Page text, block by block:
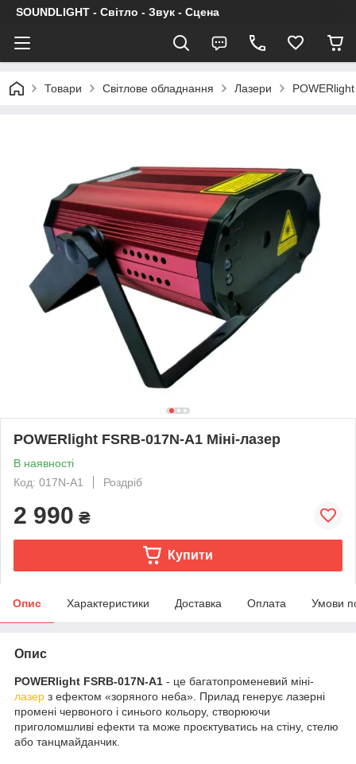
SOUNDLIGHT - Світло - Звук - Сцена
Товари Світлове обладнання Лазери
POWERlight FSRB-017N-A1 Міні-лазер
В наявності
Код: 017N-A1
Роздріб
2 990 ₴
Купити
Опис Характеристики Доставка Оплата Умови
Опис
POWERlight FSRB-017N-A1 - це багатопроменевий міні-
лазер з ефектом «зоряного неба». Прилад генерує лазерні
промені червоного і синього кольору, створюючи
приголомшливі ефекти та може проєктуватись на стіну, стелю
або танцмайданчик.